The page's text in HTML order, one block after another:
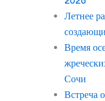
Летнее
Время
Сочи
Встреча